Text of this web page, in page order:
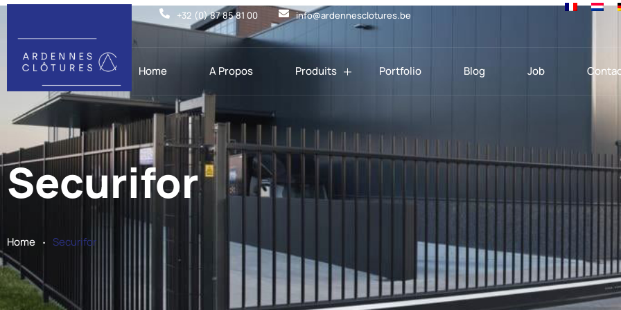
+32 (0) 87 85 81 00 info@ardennesclotures.be
Home A Propos Produits Portfolio Blog Job
Securifor
Home . Securifor